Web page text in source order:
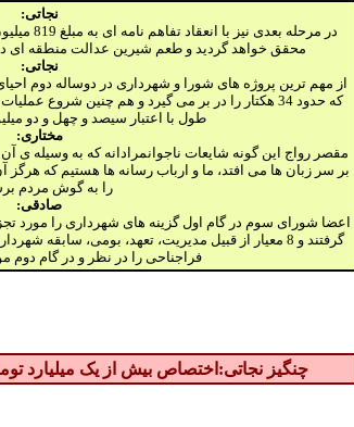
نجاتی:
در مرحله
محقق خواهد گردید و طعم شیرین عدالت منطقه
نجاتی:
از مهم ترین پروژه های شورا و شهرداری در دوساله دوم
طول با اعتبار سیصد و چهل و دو
مختاری:
مقصر رواج این گونه شایعات ناجوانمرادانه که به وسیله
بر سر زبان ها می افتد، ما و ارباب رسانه ها هستیم که هرگز
را به گوش مردم
صادقی:
گرفتند و 8 معیار از قبیل مدیریت، تعهد، بومی،
فراجناحی را در نظر و در گام دوم
چنگیز نجاتی:اختصاص بیش از یک میلیارد